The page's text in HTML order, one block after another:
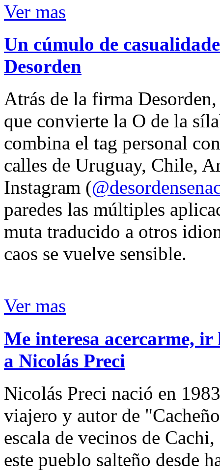
Ver mas
Un cúmulo de
Desorden
Atrás de la firma
que convierte la O de la
combina el tag personal
calles de Uruguay, Chile,
Instagram (
paredes las múltiples
muta traducido a otros
caos se vuelve sensible.
Ver mas
Me interesa acercarme,
a Nicolás Preci
Nicolás Preci nació en
viajero y autor de
escala de vecinos de
este pueblo salteño desde